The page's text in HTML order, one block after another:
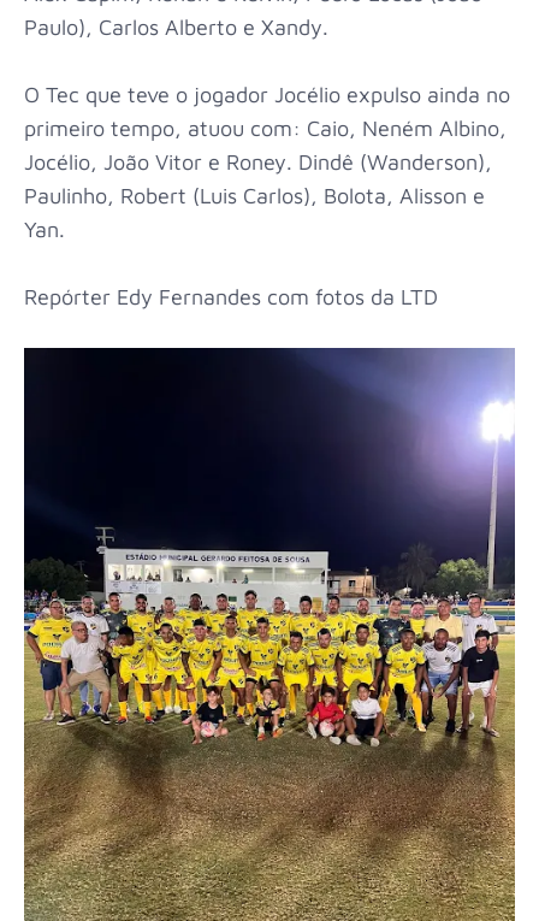
Paulo), Carlos Alberto e Xandy.
O Tec que teve o jogador Jocélio expulso ainda no
primeiro tempo, atuou com: Caio, Neném Albino,
Jocélio, João Vitor e Roney. Dindê (Wanderson),
Paulinho, Robert (Luis Carlos), Bolota, Alisson e
Yan.
Repórter Edy Fernandes com fotos da LTD